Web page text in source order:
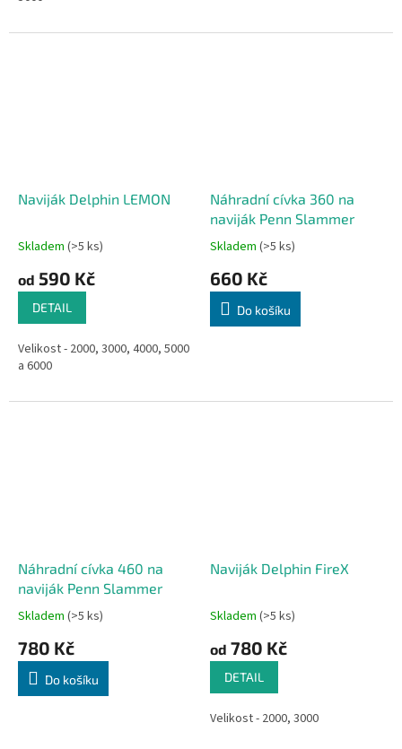
Naviják Delphin LEMON
Skladem (>5 ks)
od 590 Kč
DETAIL
Velikost - 2000, 3000, 4000, 5000
a 6000
Náhradní cívka 360 na
naviják Penn Slammer
Skladem (>5 ks)
660 Kč
Do košíku
Náhradní cívka 460 na
naviják Penn Slammer
Skladem (>5 ks)
780 Kč
Do košíku
Naviják Delphin FireX
Skladem (>5 ks)
od 780 Kč
DETAIL
Velikost - 2000, 3000